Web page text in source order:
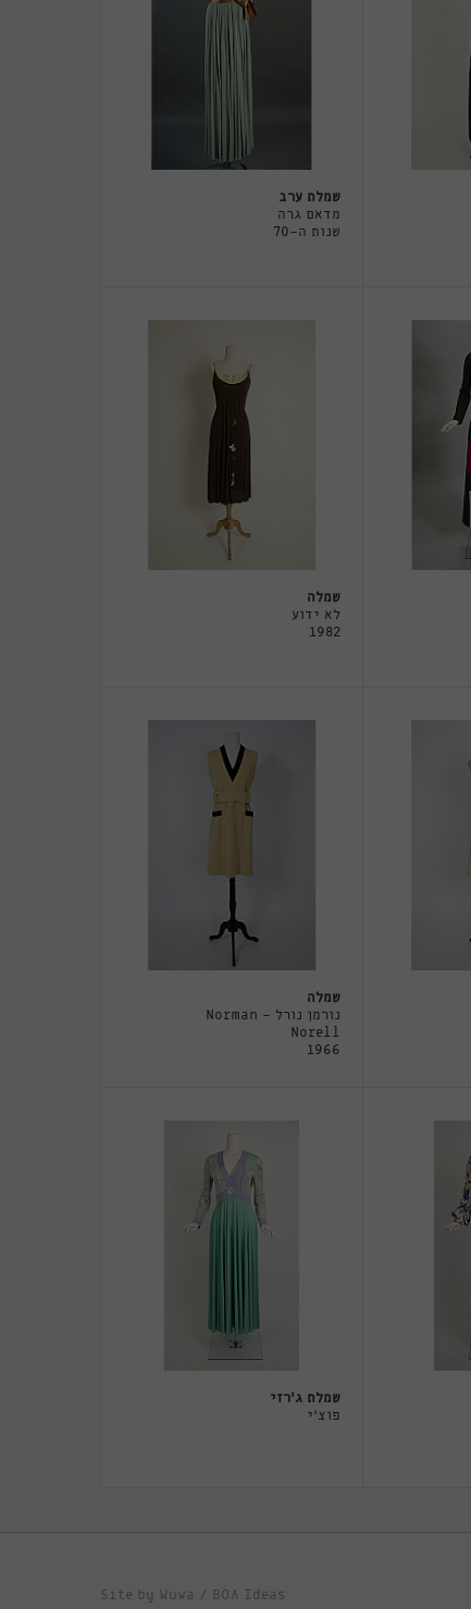
שמלת ערב
מדאם גרה
שנות ה-70
שמלה
לא ידוע
1982
שמלה
נורמן נורל - Norman
Norell
1966
שמלת ג'רזי
פוצ'י
Site by Wuwa / BOA Ideas